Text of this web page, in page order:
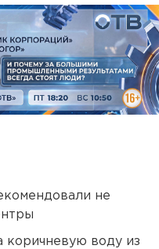
не
коричневую воду из